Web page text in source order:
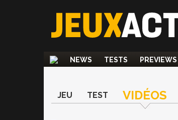
NEWS TESTS PREVIEWS
JEU TEST VIDÉOS